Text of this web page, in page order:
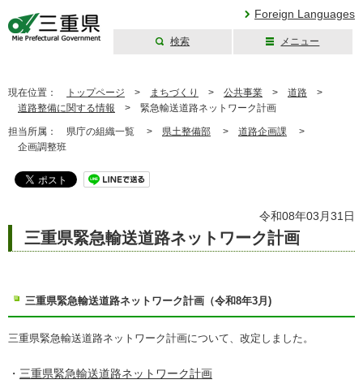
Foreign Languages
検索 メニュー
現在位置： トップページ > まちづくり > 公共事業 > 道路 >
道路整備に関する情報 > 緊急輸送道路ネットワーク計画
担当所属： 県庁の組織一覧 > 県土整備部 > 道路企画課 >
企画調整班
令和08年03月31日
三重県緊急輸送道路ネットワーク計画
三重県緊急輸送道路ネットワーク計画（令和8年3月)
三重県緊急輸送道路ネットワーク計画について、改定しました。
・ 三重県緊急輸送道路ネットワーク計画